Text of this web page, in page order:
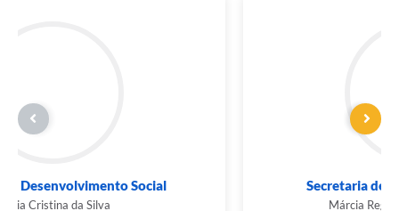
Secretaria de Desenvolvimento Social